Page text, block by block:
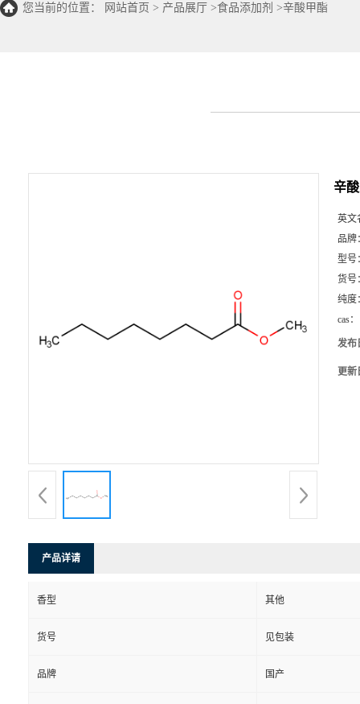
您当前的位置： 网站首页 > 产品展厅 >食品添加剂 >辛酸甲酯
辛
英文
品牌
型号
货号
纯度
cas：
发布
更新
产品详请
香型 其他
货号 见包装
品牌 国产